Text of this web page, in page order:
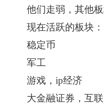
他们走弱，其他板
现在活跃的板块：
稳定币
军工
游戏，ip经济
大金融证券，互联